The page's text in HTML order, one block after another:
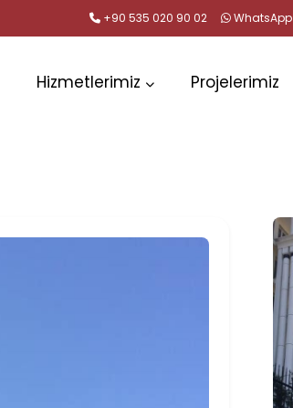
+90 535 020 90 02 WhatsApp
Hizmetlerimiz Projelerimiz